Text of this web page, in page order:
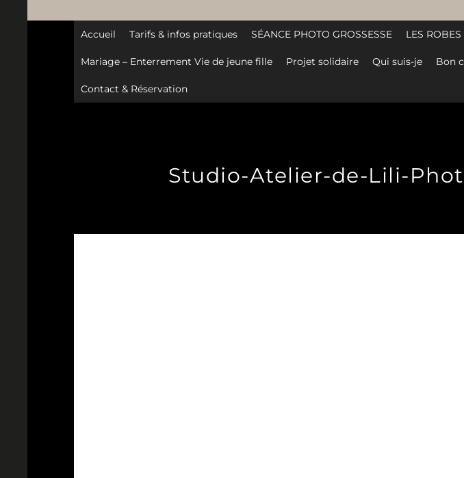
Accueil Tarifs & infos pratiques SÉANCE PHOTO GROSSESSE LES
Mariage – Enterrement Vie de jeune fille Projet solidaire Qui suis-je Bon
Contact & Réservation
Studio-Atelier-de-Lili-